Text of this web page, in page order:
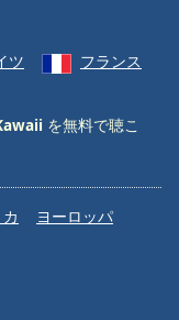
ツ フランス
を無料で聴こ
ヨーロッパ